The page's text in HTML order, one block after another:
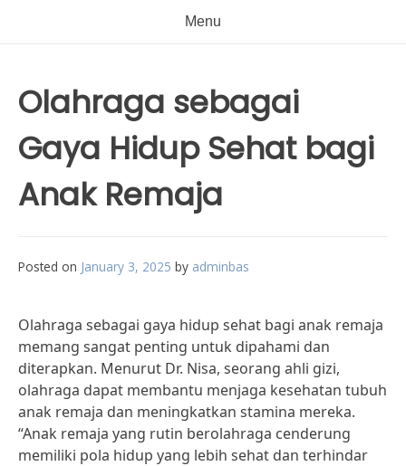
Menu
Olahraga sebagai
Gaya Hidup Sehat bagi
Anak Remaja
Posted on January 3, 2025 by adminbas
Olahraga sebagai gaya hidup sehat bagi anak remaja
memang sangat penting untuk dipahami dan
diterapkan. Menurut Dr. Nisa, seorang ahli gizi,
olahraga dapat membantu menjaga kesehatan tubuh
anak remaja dan meningkatkan stamina mereka.
“Anak remaja yang rutin berolahraga cenderung
memiliki pola hidup yang lebih sehat dan terhindar